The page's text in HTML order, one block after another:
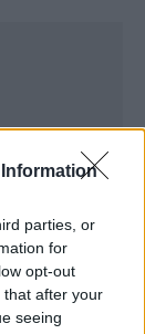
parties, or
for
opt-out
that after your
seeing